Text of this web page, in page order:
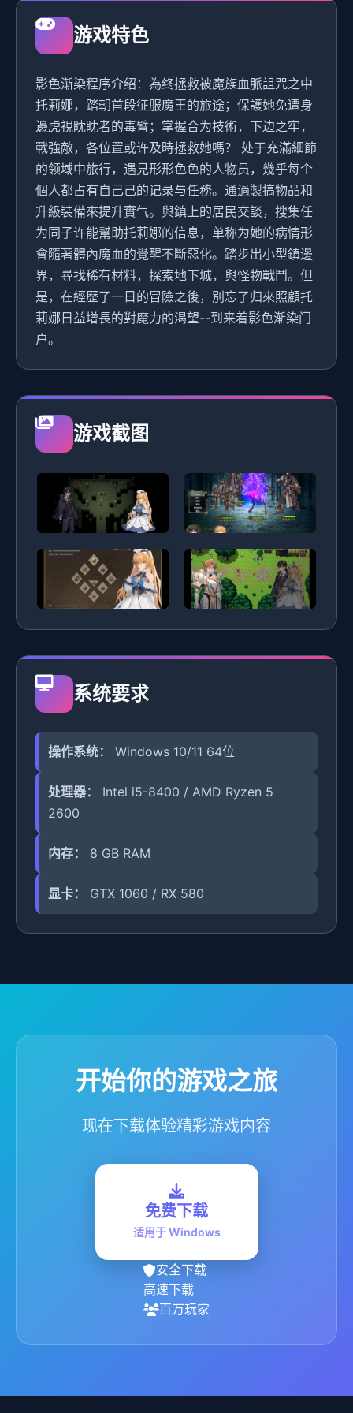
游戏特色
影色渐染程序介绍：為终拯救被魔族血脈詛咒之中
托莉娜，踏朝首段征服魔王的旅途；保護她免遭身
邊虎視眈眈者的毒臂；掌握合为技術，下边之牢，
戰強敵，各位置或许及時拯救她嗎？ 处于充滿細節
的领域中旅行，遇見形形色色的人物员，幾乎每个
個人都占有自己己的记录与任務。通過製搞物品和
升級裝備來提升實气。與鎮上的居民交談，搜集任
为同子许能幫助托莉娜的信息，单称为她的病情形
會隨著體內魔血的覺醒不斷惡化。踏步出小型鎮邊
界，尋找稀有材料，探索地下城，與怪物戰鬥。但
是，在經歷了一日的冒險之後，別忘了归來照顧托
莉娜日益增長的對魔力的渴望--到来着影色渐染门
户。
游戏截图
系统要求
操作系统： Windows 10/11 64位
处理器：
Intel i5-8400 / AMD Ryzen 5
2600
内存： 8 GB RAM
显卡： GTX 1060 / RX 580
开始你的游戏之旅
现在下载体验精彩游戏内容
免费下载
适用于 Windows
安全下载
高速下载
百万玩家